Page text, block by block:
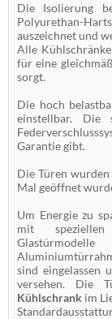
Die Isolierung
Polyurethan-
auszeichnet und
Alle
für eine
sorgt.
Die hoch
einstellbar. Die
Garantie gibt.
Die Türen
Mal geöffnet
Um Energie zu
mit speziellen
sind eingelassen
versehen. Die
Kühlschrank im